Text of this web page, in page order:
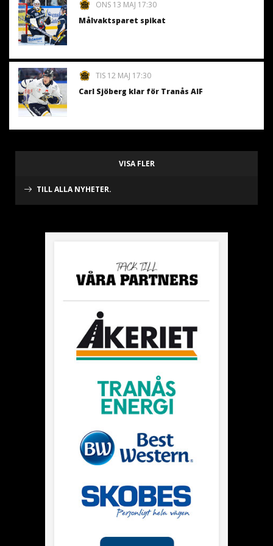
ONS 13 MAJ 17:30
Målvaktsparet spikat
TIS 12 MAJ 17:30
Carl Sjöberg klar för Tranås AIF
VISA FLER
TILL ALLA NYHETER.